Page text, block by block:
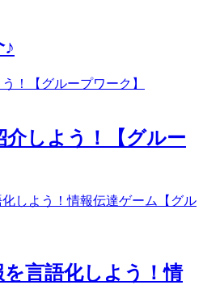
しよう！【グルー
言語化しよう！情